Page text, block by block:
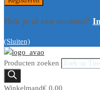
Heb je al een account?
(Sluiten)
Producten zoeken
Winkelmand€ 0,00